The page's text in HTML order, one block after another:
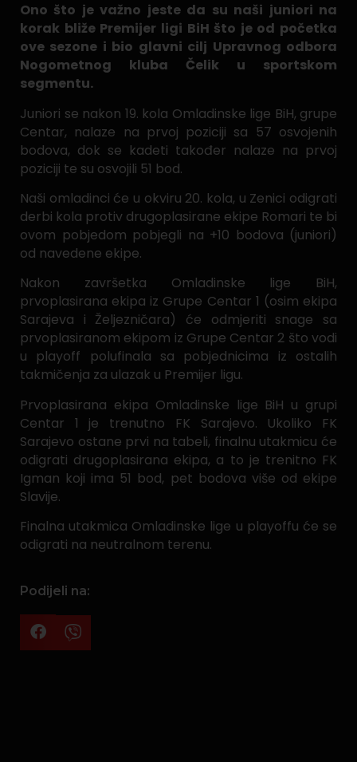
Ono što je važno jeste da su naši juniori na
korak bliže Premijer ligi BiH što je od početka
ove sezone i bio glavni cilj Upravnog odbora
Nogometnog kluba Čelik u sportskom
segmentu.
Juniori se nakon 19. kola Omladinske lige BiH, grupe
Centar, nalaze na prvoj poziciji sa 57 osvojenih
bodova, dok se kadeti također nalaze na prvoj
poziciji te su osvojili 51 bod.
Naši omladinci će u okviru 20. kola, u Zenici odigrati
derbi kola protiv drugoplasirane ekipe Romari te bi
ovom pobjedom pobjegli na +10 bodova (juniori)
od navedene ekipe.
Nakon završetka Omladinske lige BiH,
prvoplasirana ekipa iz Grupe Centar 1 (osim ekipa
Sarajeva i Željezničara) će odmjeriti snage sa
prvoplasiranom ekipom iz Grupe Centar 2 što vodi
u playoff polufinala sa pobjednicima iz ostalih
takmičenja za ulazak u Premijer ligu.
Prvoplasirana ekipa Omladinske lige BiH u grupi
Centar 1 je trenutno FK Sarajevo. Ukoliko FK
Sarajevo ostane prvi na tabeli, finalnu utakmicu će
odigrati drugoplasirana ekipa, a to je trenitno FK
Igman koji ima 51 bod, pet bodova više od ekipe
Slavije.
Finalna utakmica Omladinske lige u playoffu će se
odigrati na neutralnom terenu.
Podijeli na: